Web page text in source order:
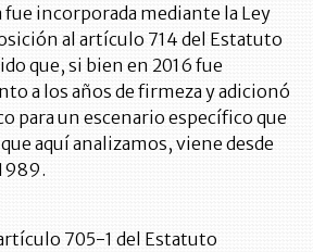
incorporada mediante la Ley
al artículo 714 del Estatuto
que, si bien en 2016 fue
a los años de firmeza y adicionó
para un escenario específico que
aquí analizamos, viene desde
705-1 del Estatuto